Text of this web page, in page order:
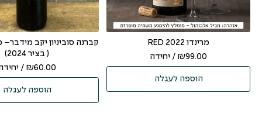
מרינדו RED 2022
₪99.00 / יחידה
הוספה לעגלה
( בציר 2024)
₪60.00
/
הוספה לעגלה